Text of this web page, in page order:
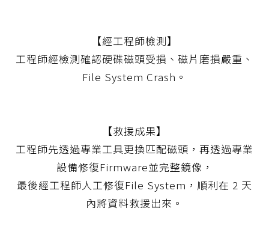
【經工程師檢測】
工程師經檢測確認硬碟磁頭受損、磁片磨損嚴重、
File System Crash。
【救援成果】
工程師先透過專業工具更換匹配磁頭，再透過專業
設備修復Firmware並完整鏡像，
最後經工程師人工修復File System，順利在 2 天
內將資料救援出來。